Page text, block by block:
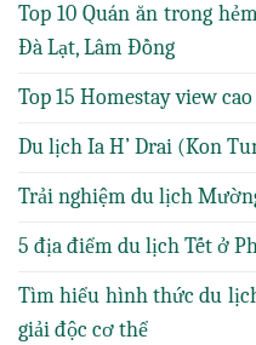
Top 10 Quán ăn trong
Đà Lạt, Lâm Đồng
Top 15 Homestay view
Du lịch Ia H’ Drai (Kon
Trải nghiệm du lịch
5 địa điểm du lịch Tết ở
Tìm hiểu hình thức du
giải độc cơ thể